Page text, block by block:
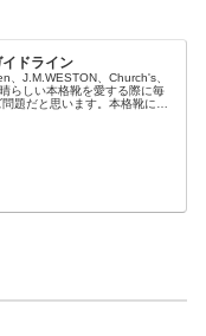
ドライン
J.M.WESTON、Church's、
らしい本格靴を愛する際に毎
題だと思います。本格靴にハ